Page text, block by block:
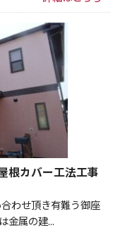
根カバー工法工事
わせ頂き有難う御座
金属の建...